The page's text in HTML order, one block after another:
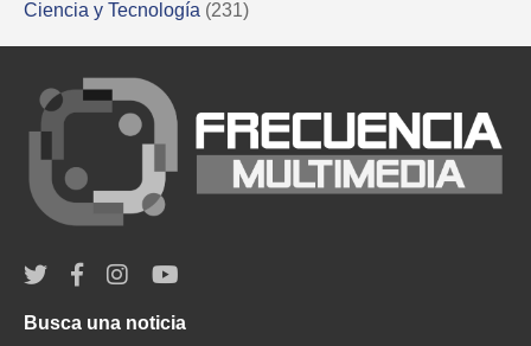
Ciencia y Tecnología (231)
Busca una noticia